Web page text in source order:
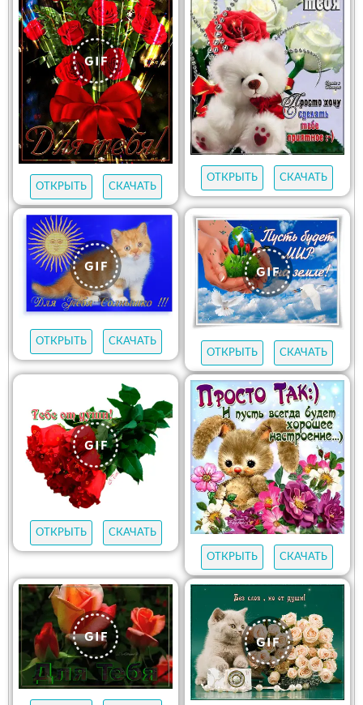
ОТКРЫТЬ СКАЧАТЬ
ОТКРЫТЬ СКАЧАТЬ
ОТКРЫТЬ
СКАЧАТЬ
ОТКРЫТЬ
СКАЧАТЬ
ОТКРЫТЬ СКАЧАТЬ
ОТКРЫТЬ СКАЧАТЬ